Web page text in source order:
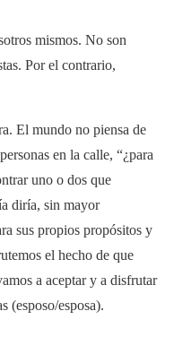
mismos. No son
Por el contrario,
El mundo no piensa de
en la calle, “¿para
uno o dos que
diría, sin mayor
sus propios propósitos y
el hecho de que
a aceptar y a disfrutar
(esposo/esposa).